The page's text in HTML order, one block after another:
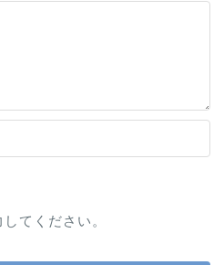
てください。